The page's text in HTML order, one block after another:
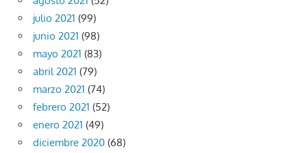
julio 2021 (99)
junio 2021 (98)
mayo 2021 (83)
abril 2021 (79)
marzo 2021 (74)
febrero 2021 (52)
enero 2021 (49)
diciembre 2020 (68)